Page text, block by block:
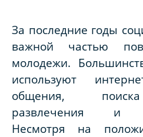
За последние годы
важной частью
молодежи.
используют
общения,
развлечения и
Несмотря на